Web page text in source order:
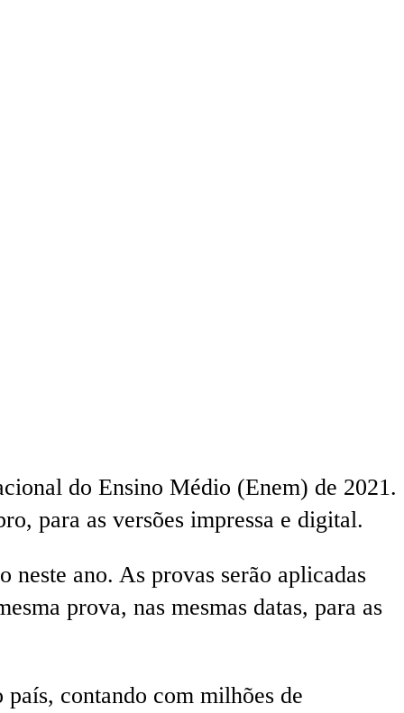
do Ensino Médio (Enem) de 2021.
para as versões impressa e digital.
neste ano. As provas serão aplicadas
prova, nas mesmas datas, para as
contando com milhões de